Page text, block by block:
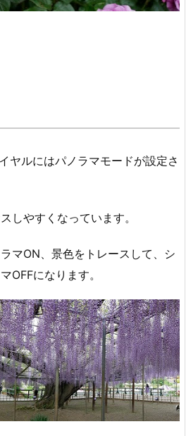
ヤルにはパノラマモードが設定さ
しやすくなっています。
マON、景色をトレースして、シ
OFFになります。